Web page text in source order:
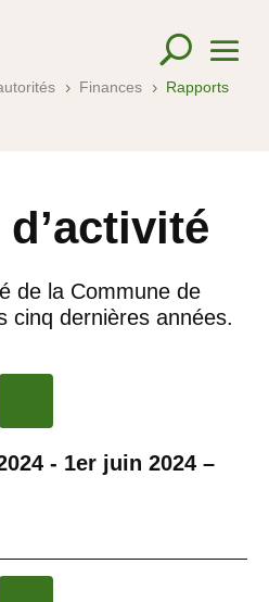
5 Finances 5
Rapports
de la Commune de
cinq dernières années.
- 1er juin 2024 –